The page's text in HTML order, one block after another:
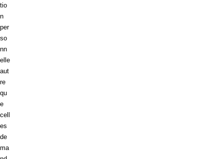
tio
n
per
so
nn
elle
aut
re
qu
e
cell
es
de
ma